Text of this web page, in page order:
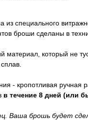
из специального
броши сделаны в
материал, который не
- кропотливая ручная
в течение 8 дней (или
Ваша брошь будет